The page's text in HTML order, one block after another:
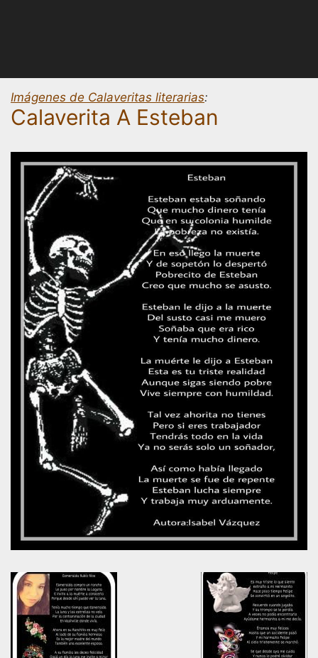
Imágenes de Calaveritas literarias:
Calaverita A Esteban